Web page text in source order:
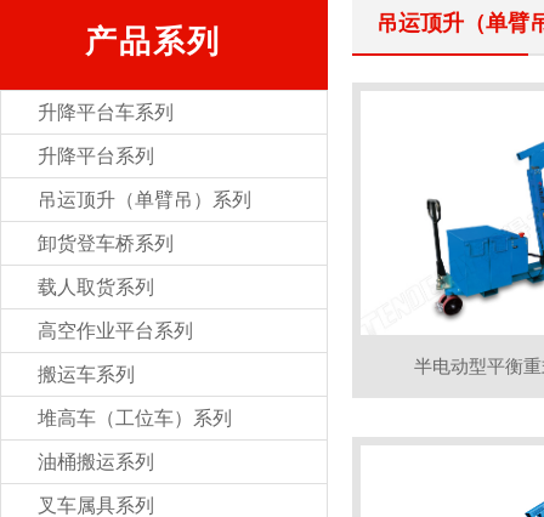
产品系列
升降平台车系列
升降平台系列
吊运顶升（单臂吊）系列
卸货登车桥系列
载人取货系列
高空作业平台系列
搬运车系列
堆高车（工位车）系列
油桶搬运系列
叉车属具系列
吊运顶升（单臂
半电动型平衡